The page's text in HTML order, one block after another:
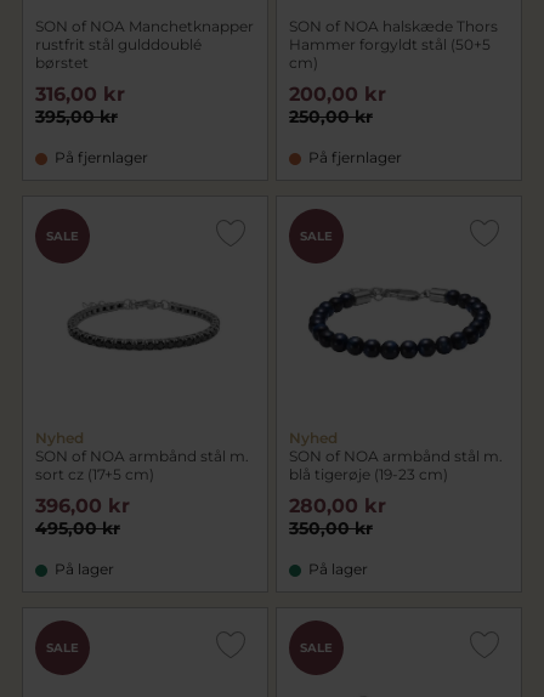
SON of NOA Manchetknapper
rustfrit stål gulddoublé
børstet
395,00 kr
316,00 kr
På fjernlager
SON of NOA halskæde Thors
Hammer forgyldt stål (50+5
cm)
250,00 kr
200,00 kr
På fjernlager
SALE
Nyhed
SON of NOA armbånd stål m.
sort cz (17+5 cm)
495,00 kr
396,00 kr
På lager
SALE
Nyhed
SON of NOA armbånd stål m.
blå tigerøje (19-23 cm)
350,00 kr
280,00 kr
På lager
SALE SALE